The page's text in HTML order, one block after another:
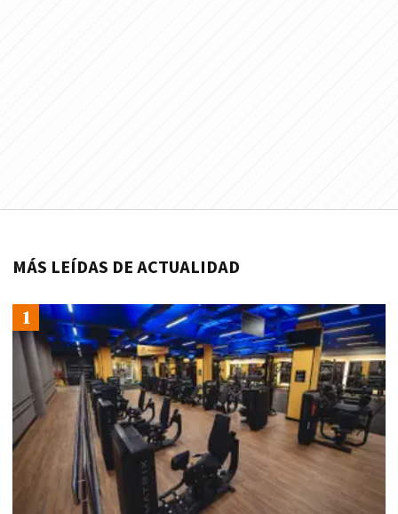
MÁS LEÍDAS DE ACTUALIDAD